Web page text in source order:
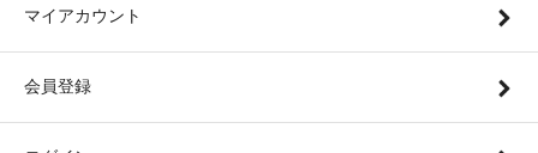
マイアカウント
会員登録